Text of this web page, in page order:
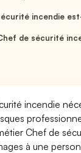
incendie
de sécurité
incendie
Chef de
à une